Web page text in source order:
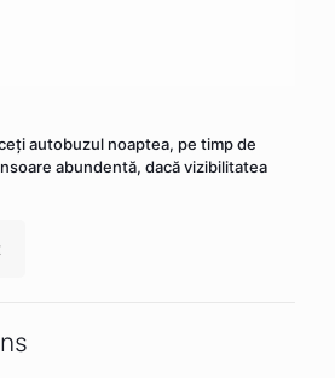
autobuzul noaptea, pe timp de
abundentă, dacă vizibilitatea